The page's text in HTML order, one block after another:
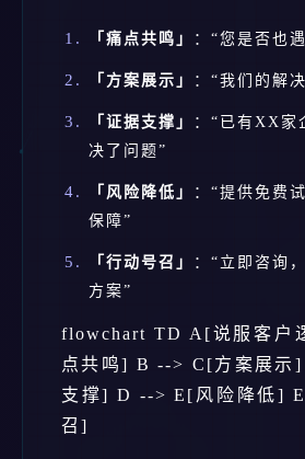
「痛点共鸣」 ：“您是否也
「方案展示」 ：“我们的解
「证据支撑」
：“已有XX家
决了问题”
「风险降低」
：“提供免费
保障”
「行动号召」
：“立即咨询
方案”
flowchart TD A[说服客户
点共鸣] B --> C[方案展示
支撑] D --> E[风险降低]
召]